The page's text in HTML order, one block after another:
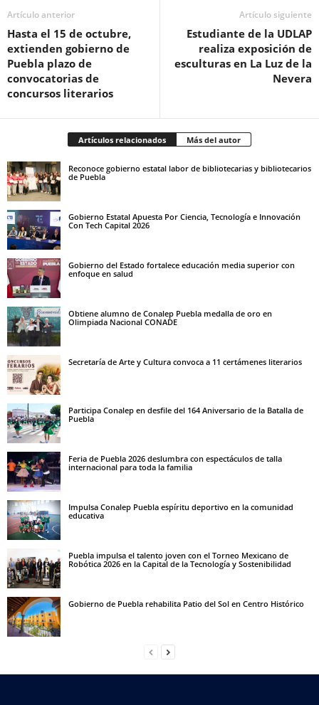
Artículo anterior
Hasta el 15 de octubre,
extienden gobierno de
Puebla plazo de
convocatorias de
concursos literarios
Artículo siguiente
Estudiante de la UDLAP
realiza exposición de
esculturas en La Luz de la
Nevera
Artículos relacionados Más del autor
Reconoce gobierno estatal labor de bibliotecarias y bibliotecarios
de Puebla
Gobierno Estatal Apuesta Por Ciencia, Tecnología e Innovación
Con Tech Capital 2026
Gobierno del Estado fortalece educación media superior con
enfoque en salud
Obtiene alumno de Conalep Puebla medalla de oro en
Olimpiada Nacional CONADE
Secretaría de Arte y Cultura convoca a 11 certámenes literarios
Participa Conalep en desfile del 164 Aniversario de la Batalla de
Puebla
Feria de Puebla 2026 deslumbra con espectáculos de talla
internacional para toda la familia
Impulsa Conalep Puebla espíritu deportivo en la comunidad
educativa
Puebla impulsa el talento joven con el Torneo Mexicano de
Robótica 2026 en la Capital de la Tecnología y Sostenibilidad
Gobierno de Puebla rehabilita Patio del Sol en Centro Histórico